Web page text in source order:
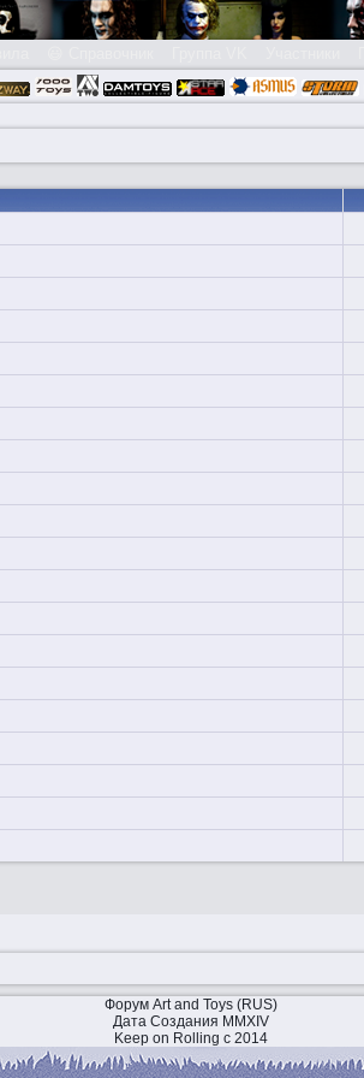
Форум Art and Toys (RUS)
Дата Создания MMXIV
Keep on Rolling с 2014